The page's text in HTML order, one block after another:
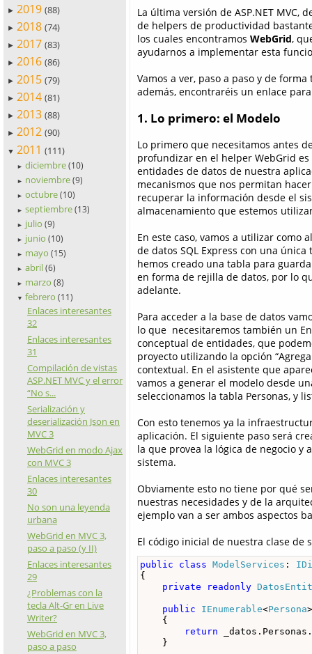
► 2019 (88)
► 2018 (74)
► 2017 (83)
► 2016 (86)
► 2015 (79)
► 2014 (81)
► 2013 (88)
► 2012 (90)
▼ 2011 (111)
► diciembre (10)
► noviembre (9)
► octubre (10)
► septiembre (13)
► julio (9)
► junio (10)
► mayo (15)
► abril (6)
► marzo (8)
▼ febrero (11)
Enlaces interesantes
32
Enlaces interesantes
31
Compilación de vistas
ASP.NET MVC y el error
“No s...
Serialización y
deserialización Json en
MVC 3
WebGrid en modo Ajax
con MVC 3
Enlaces interesantes
30
No son una leyenda
urbana
WebGrid en MVC 3,
paso a paso (y II)
Enlaces interesantes
29
¿Problemas con la
tecla Alt-Gr en Live
Writer?
WebGrid en MVC 3,
paso a paso
La última versión de ASP.NET MVC,
de helpers de productividad
los cuales encontramos WebGrid,
ayudarnos a implementar esta
Vamos a ver, paso a paso y de
además, encontraréis un enlace
1. Lo primero: el Modelo
Lo primero que necesitamos antes
profundizar en el helper WebGrid
entidades de datos de nuestra
mecanismos que nos permitan
recuperar la información desde el
almacenamiento que estemos
En este caso, vamos a utilizar como
de datos SQL Express con una única
hemos creado una tabla para
en forma de rejilla de datos, por lo
adelante.
Para acceder a la base de datos
lo que necesitaremos también un
conceptual de entidades, que
proyecto utilizando la opción
contextual. En el asistente que
vamos a generar el modelo desde
seleccionamos la tabla Personas, y
Con esto tenemos ya la
aplicación. El siguiente paso será
la que provea la lógica de negocio y
sistema.
Obviamente esto no tiene por qué
nuestras necesidades y de la
ejemplo van a ser ambos aspectos
El código inicial de nuestra clase de
public class ModelServices :
{
private
readonly
public IEnumerable<Persona
{
return
}